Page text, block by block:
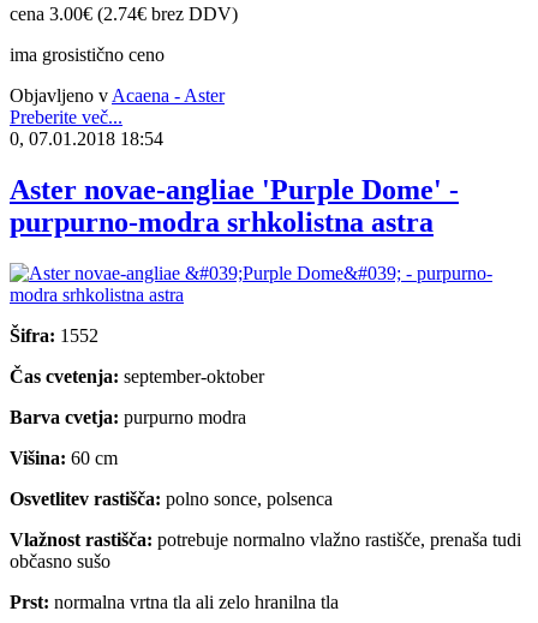
cena 3.00€ (2.74€ brez DDV)
ima grosistično ceno
Objavljeno v Acaena - Aster
Preberite več...
0, 07.01.2018 18:54
Aster novae-angliae 'Purple Dome' -
purpurno-modra srhkolistna astra
Šifra: 1552
Čas cvetenja: september-oktober
Barva cvetja: purpurno modra
Višina: 60 cm
Osvetlitev rastišča: polno sonce, polsenca
Vlažnost rastišča: potrebuje normalno vlažno rastišče, prenaša tudi
občasno sušo
Prst: normalna vrtna tla ali zelo hranilna tla